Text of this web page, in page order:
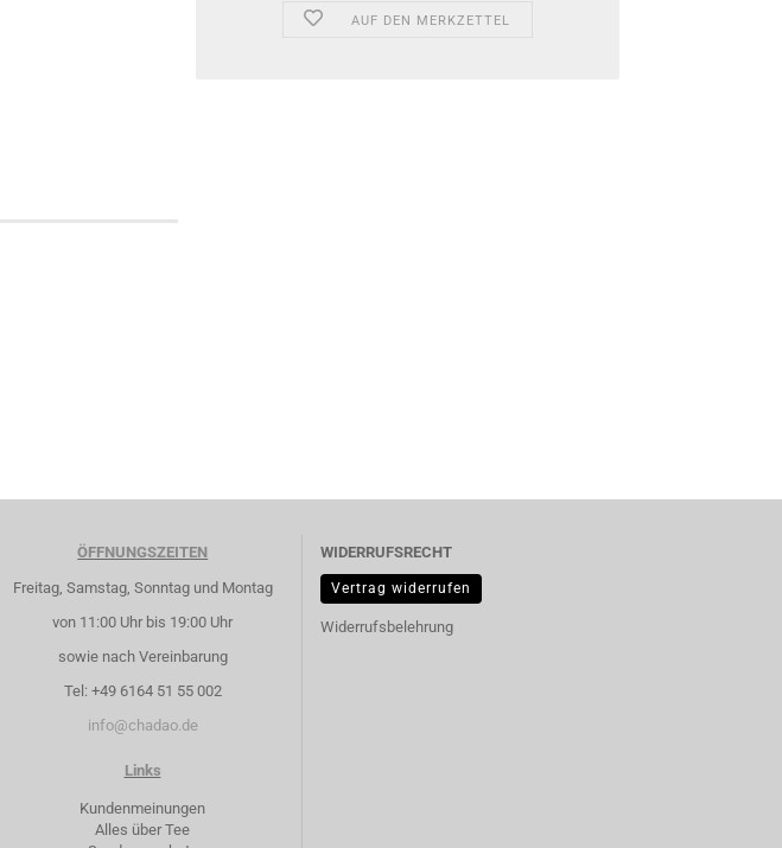
AUF DEN MERKZETTEL
ÖFFNUNGSZEITEN
Freitag, Samstag, Sonntag und Montag
von 11:00 Uhr bis 19:00 Uhr
sowie nach Vereinbarung
Tel: +49 6164 51 55 002
info@chadao.de
Links
Kundenmeinungen
Alles über Tee
WIDERRUFSRECHT
Vertrag widerrufen
Widerrufsbelehrung